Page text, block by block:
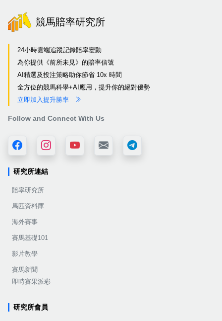
競馬賠率研究所
24小時雲端追蹤記錄賠率變動
為你提供《前所未見》的賠率信號
AI精選及投注策略助你節省 10x 時間
全方位的競馬科學+AI應用，提升你的絕對優勢
立即加入提升勝率
Follow and Connect With Us
研究所連結
賠率研究所
馬匹資料庫
海外賽事
賽馬基礎101
影片教學
賽馬新聞
即時賽果派彩
研究所會員